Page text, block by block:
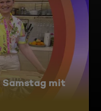
Samstag mit